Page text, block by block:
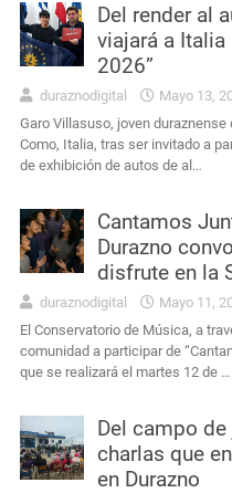
Del render al
viajará a Italia
2026”
duraznodigital Mayo 13,
Garo Villasuso, joven
Como, Italia, tras ser invitado a
de exhibición de autos de al…
Cantamos
Durazno
disfrute en la
duraznodigital Mayo 11,
El Conservatorio de Música, a
comunidad a participar de
que se realizará el martes 12 de …
Del campo
charlas que
en Durazno